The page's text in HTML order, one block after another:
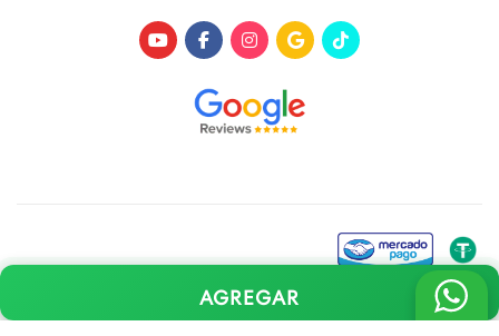
AGREGAR
Desarrollado y Diseñado por FoxTienda